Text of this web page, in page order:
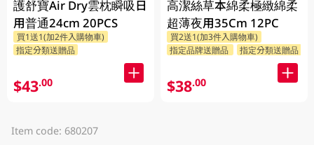
護舒寶Air Dry雲枕瞬吸日
用普通24cm 20PCS
買1送1(加2件入購物車)
指定分類送贈品
$43.00
高潔絲草本綿柔極緻綿柔
超薄夜用35Cm 12PC
買2送1(加3件入購物車)
指定品牌送贈品
指定分類送贈品
$38.00
Item code: 680207